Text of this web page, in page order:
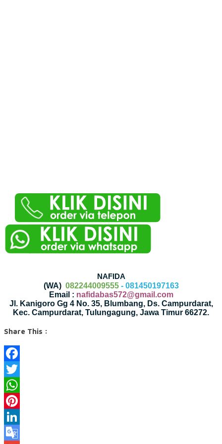
NAFIDA
(WA)082244009555 - 081450197163
Email : nafidabas572@gmail.com
Jl. Kanigoro Gg 4 No. 35, Blumbang, Ds. Campurdarat,
Kec. Campurdarat, Tulungagung, Jawa Timur 66272.
Share This :
Facebook
Twitter
WhatsApp
Pinterest
LinkedIn